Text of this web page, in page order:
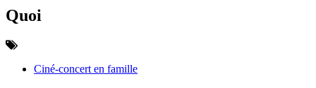
Quoi
Ciné-concert en famille